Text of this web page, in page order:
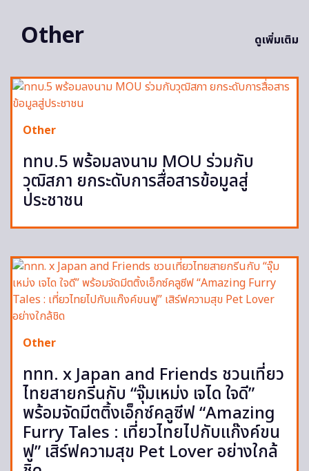
Other
ดูเพิ่มเติม
Other
ททบ.5 พร้อมลงนาม MOU ร่วมกับ
วุฒิสภา ยกระดับการสื่อสารข้อมูลสู่
ประชาชน
Other
ททท. x Japan and Friends ชวนเที่ยว
ไทยสายกรีนกับ “จุ๊มเหม่ง เจได ใจดี”
พร้อมจัดมีตติ้งเอ็กซ์คลูซีฟ “Amazing
Furry Tales : เที่ยวไทยไปกับแก๊งค์ขน
ฟู” เสิร์ฟความสุข Pet Lover อย่างใกล้